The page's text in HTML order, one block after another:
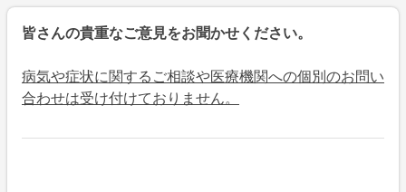
皆さんの貴重なご意見をお聞かせください。
病気や症状に関するご相談や医療機関への個別のお問い
合わせは受け付けておりません。